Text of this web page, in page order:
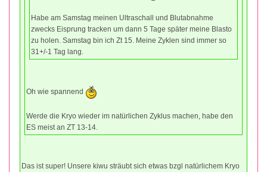
Habe am Samstag meinen Ultraschall und Blutabnahme
zwecks Eisprung tracken um dann 5 Tage später meine Blasto
zu holen. Samstag bin ich Zt 15. Meine Zyklen sind immer so
31+/-1 Tag lang.
Oh wie spannend
Werde die Kryo wieder im natürlichen Zyklus machen, habe den
ES meist an ZT 13-14.
Das ist super! Unsere kiwu sträubt sich etwas bzgl natürlichem Kryo